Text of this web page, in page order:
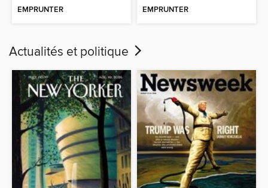
EMPRUNTER EMPRUNTER
Actualités et politique